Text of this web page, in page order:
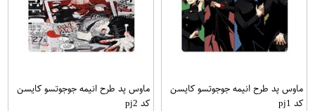
ماوس پد طرح انیمه جوجوتسو کایسن
کد pj1
ماوس پد طرح انیمه جوجوتسو کایسن
کد pj2